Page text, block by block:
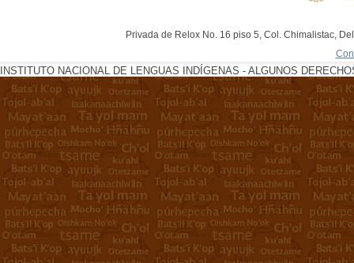
Privada de Relox No. 16 piso 5, Col. Chimalistac,
INSTITUTO NACIONAL DE LENGUAS INDÍGENAS - ALGUNOS